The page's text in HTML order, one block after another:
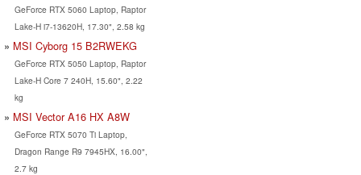
GeForce RTX 5060 Laptop, Raptor
Lake-H i7-13620H, 17.30", 2.58 kg
MSI Cyborg 15 B2RWEKG
GeForce RTX 5050 Laptop, Raptor
Lake-H Core 7 240H, 15.60", 2.22
kg
MSI Vector A16 HX A8W
GeForce RTX 5070 Ti Laptop,
Dragon Range R9 7945HX, 16.00",
2.7 kg